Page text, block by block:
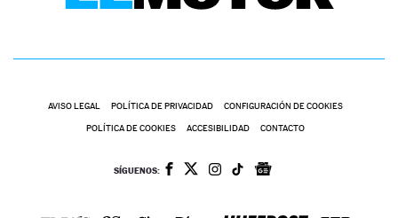
AVISO LEGAL POLÍTICA DE PRIVACIDAD CONFIGURACIÓN DE COOKIES
POLÍTICA DE COOKIES ACCESIBILIDAD CONTACTO
SÍGUENOS: